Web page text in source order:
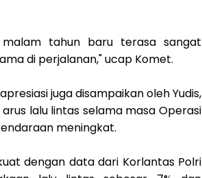
tahun baru terasa sangat
di perjalanan," ucap Komet.
juga disampaikan oleh Yudis,
lalu lintas selama masa Operasi
meningkat.
dengan data dari Korlantas Polri